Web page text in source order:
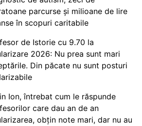
parcurse și milioane de lire
în scopuri caritabile
de Istorie cu 9.70 la
2026: Nu prea sunt mari
Din păcate nu sunt posturi
Ion, întrebat cum le răspunde
care dau an de an
obțin note mari, dar nu au